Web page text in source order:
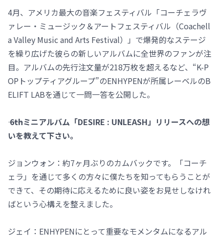
4月、アメリカ最大の音楽フェスティバル「コーチェラヴ
ァレー・ミュージック＆アートフェスティバル（Coachell
a Valley Music and Arts Festival）」で爆発的なステージ
を繰り広げた彼らの新しいアルバムに全世界のファンが注
目。アルバムの先行注文量が218万枚を超えるなど、“K-P
OPトップティアグループ”のENHYPENが所属レーベルのB
ELIFT LABを通じて一問一答を公開した。
―― 6thミニアルバム「DESIRE : UNLEASH」リリースへの想
いを教えて下さい。
ジョンウォン：約7ヶ月ぶりのカムバックです。「コーチ
ェラ」を通じて多くの方々に僕たちを知ってもらうことが
できて、その期待に応えるために良い姿をお見せしなけれ
ばという心構えを整えました。
ジェイ：ENHYPENにとって重要なモメンタムになるアル